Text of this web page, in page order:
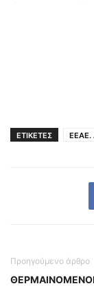
ΕΤΙΚΕΤΕΣ
Προηγούμενο άρθρο